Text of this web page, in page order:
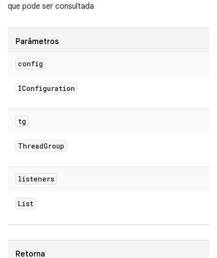
que pode ser consultada
Parâmetros
config
IConfiguration
tg
ThreadGroup
listeners
List
Retorna